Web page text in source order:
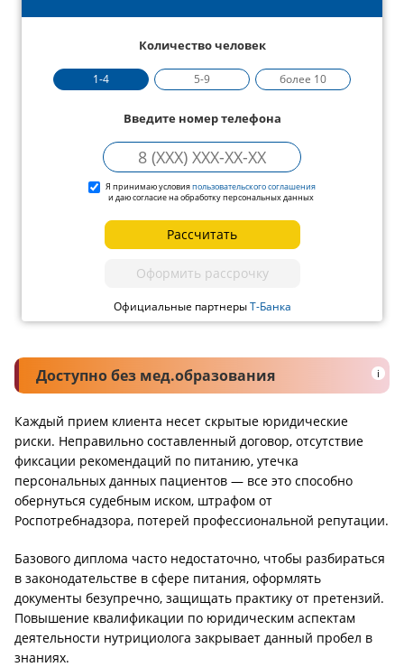
Количество человек
1-4 5-9 более 10
Введите номер телефона
Я принимаю условияпользовательского соглашения
и даю согласие на обработку персональных данных
Рассчитать
Оформить рассрочку
Официальные партнерыТ-Банка
Доступно без мед.образования i
Каждый прием клиента несет скрытые юридические
риски. Неправильно составленный договор, отсутствие
фиксации рекомендаций по питанию, утечка
персональных данных пациентов — все это способно
обернуться судебным иском, штрафом от
Роспотребнадзора, потерей профессиональной репутации.
Базового диплома часто недостаточно, чтобы разбираться
в законодательстве в сфере питания, оформлять
документы безупречно, защищать практику от претензий.
Повышение квалификации по юридическим аспектам
деятельности нутрициолога закрывает данный пробел в
знаниях.